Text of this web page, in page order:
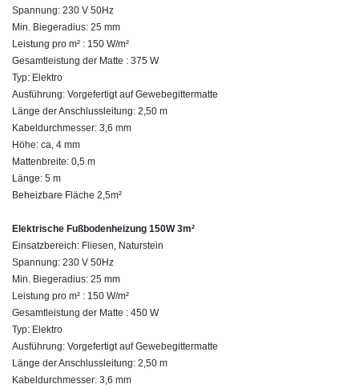
Spannung: 230 V 50Hz
Min. Biegeradius: 25 mm
Leistung pro m² : 150 W/m²
Gesamtleistung der Matte : 375 W
Typ: Elektro
Ausführung: Vorgefertigt auf Gewebegittermatte
Länge der Anschlussleitung: 2,50 m
Kabeldurchmesser: 3,6 mm
Höhe: ca, 4 mm
Mattenbreite: 0,5 m
Länge: 5 m
Beheizbare Fläche 2,5m²
Elektrische Fußbodenheizung 150W 3m²
Einsatzbereich: Fliesen, Naturstein
Spannung: 230 V 50Hz
Min. Biegeradius: 25 mm
Leistung pro m² : 150 W/m²
Gesamtleistung der Matte : 450 W
Typ: Elektro
Ausführung: Vorgefertigt auf Gewebegittermatte
Länge der Anschlussleitung: 2,50 m
Kabeldurchmesser: 3,6 mm